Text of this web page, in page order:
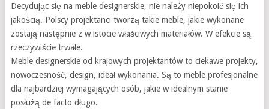
Decydując się na meble designerskie, nie należy niepokoić się ich
jakością. Polscy projektanci tworzą takie meble, jakie wykonane
zostają następnie z w istocie właściwych materiałów. W efekcie są
rzeczywiście trwałe.
Meble designerskie od krajowych projektantów to ciekawe projekty,
nowoczesność, design, ideał wykonania. Są to meble profesjonalne
dla najbardziej wymagających osób, jakie w idealnym stanie
posłużą de facto długo.